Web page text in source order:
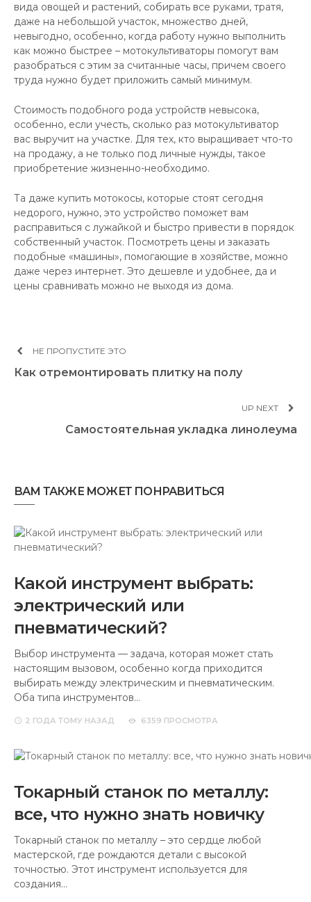
вида овощей и растений, собирать все руками, тратя,
даже на небольшой участок, множество дней,
невыгодно, особенно, когда работу нужно выполнить
как можно быстрее – мотокультиваторы помогут вам
разобраться с этим за считанные часы, причем своего
труда нужно будет приложить самый минимум.
Стоимость подобного рода устройств невысока,
особенно, если учесть, сколько раз мотокультиватор
вас выручит на участке. Для тех, кто выращивает что-то
на продажу, а не только под личные нужды, такое
приобретение жизненно-необходимо.
Та даже купить мотокосы, которые стоят сегодня
недорого, нужно, это устройство поможет вам
расправиться с лужайкой и быстро привести в порядок
собственный участок. Посмотреть цены и заказать
подобные «машины», помогающие в хозяйстве, можно
даже через интернет. Это дешевле и удобнее, да и
цены сравнивать можно не выходя из дома.
НЕ ПРОПУСТИТЕ ЭТО
Как отремонтировать плитку на полу
UP NEXT
Самостоятельная укладка линолеума
ВАМ ТАКЖЕ МОЖЕТ ПОНРАВИТЬСЯ
Какой инструмент выбрать:
электрический или
пневматический?
Выбор инструмента — задача, которая может стать
настоящим вызовом, особенно когда приходится
выбирать между электрическим и пневматическим.
Оба типа инструментов…
2 ГОДА ТОМУ НАЗАД 6359 ПРОСМОТРА
Токарный станок по металлу:
все, что нужно знать новичку
Токарный станок по металлу – это сердце любой
мастерской, где рождаются детали с высокой
точностью. Этот инструмент используется для
создания…